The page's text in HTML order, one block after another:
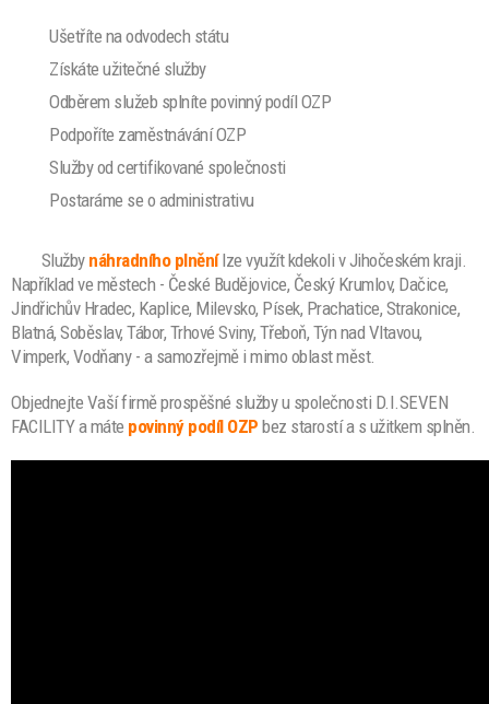
Ušetříte na odvodech státu
Získáte užitečné služby
Odběrem služeb splníte povinný podíl OZP
Podpoříte zaměstnávání OZP
Služby od certifikované společnosti
Postaráme se o administrativu
Služby náhradního plněnílze využít kdekoli v Jihočeském kraji.
Například ve městech - České Budějovice, Český Krumlov, Dačice,
Jindřichův Hradec, Kaplice, Milevsko, Písek, Prachatice, Strakonice,
Blatná, Soběslav, Tábor, Trhové Sviny, Třeboň, Týn nad Vltavou,
Vimperk, Vodňany - a samozřejmě i mimo oblast měst.
Objednejte Vaší firmě prospěšné služby u společnosti D.I.SEVEN
FACILITY a máte povinný podíl OZP bez starostí a s užitkem splněn.